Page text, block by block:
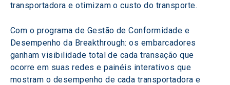
transportadora e otimizam o custo do transporte.
Com o programa de Gestão de Conformidade e
Desempenho da Breakthrough: os embarcadores
ganham visibilidade total de cada transação que
ocorre em suas redes e painéis interativos que
mostram o desempenho de cada transportadora e